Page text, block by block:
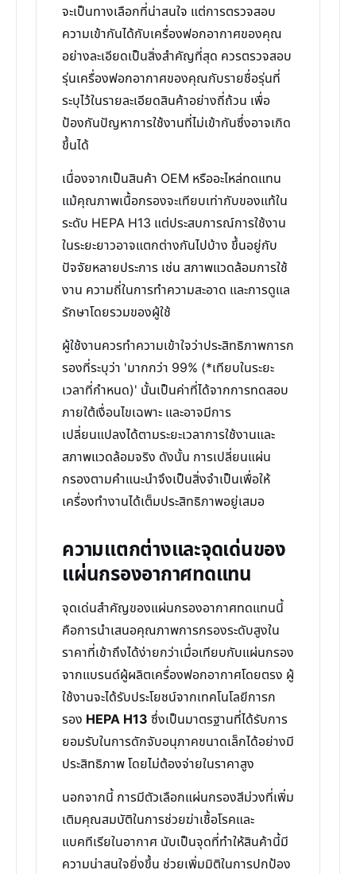
จะเป็นทางเลือกที่น่าสนใจ แต่การตรวจสอบ
ความเข้ากันได้กับเครื่องฟอกอากาศของคุณ
อย่างละเอียดเป็นสิ่งสำคัญที่สุด ควรตรวจสอบ
รุ่นเครื่องฟอกอากาศของคุณกับรายชื่อรุ่นที่
ระบุไว้ในรายละเอียดสินค้าอย่างถี่ถ้วน เพื่อ
ป้องกันปัญหาการใช้งานที่ไม่เข้ากันซึ่งอาจเกิด
ขึ้นได้
เนื่องจากเป็นสินค้า OEM หรืออะไหล่ทดแทน
แม้คุณภาพเนื้อกรองจะเทียบเท่ากับของแท้ใน
ระดับ HEPA H13 แต่ประสบการณ์การใช้งาน
ในระยะยาวอาจแตกต่างกันไปบ้าง ขึ้นอยู่กับ
ปัจจัยหลายประการ เช่น สภาพแวดล้อมการใช้
งาน ความถี่ในการทำความสะอาด และการดูแล
รักษาโดยรวมของผู้ใช้
ผู้ใช้งานควรทำความเข้าใจว่าประสิทธิภาพการก
รองที่ระบุว่า 'มากกว่า 99% (*เทียบในระยะ
เวลาที่กำหนด)' นั้นเป็นค่าที่ได้จากการทดสอบ
ภายใต้เงื่อนไขเฉพาะ และอาจมีการ
เปลี่ยนแปลงได้ตามระยะเวลาการใช้งานและ
สภาพแวดล้อมจริง ดังนั้น การเปลี่ยนแผ่น
กรองตามคำแนะนำจึงเป็นสิ่งจำเป็นเพื่อให้
เครื่องทำงานได้เต็มประสิทธิภาพอยู่เสมอ
ความแตกต่างและจุดเด่นของ
แผ่นกรองอากาศทดแทน
จุดเด่นสำคัญของแผ่นกรองอากาศทดแทนนี้
คือการนำเสนอคุณภาพการกรองระดับสูงใน
ราคาที่เข้าถึงได้ง่ายกว่าเมื่อเทียบกับแผ่นกรอง
จากแบรนด์ผู้ผลิตเครื่องฟอกอากาศโดยตรง ผู้
ใช้งานจะได้รับประโยชน์จากเทคโนโลยีการก
รอง HEPA H13 ซึ่งเป็นมาตรฐานที่ได้รับการ
ยอมรับในการดักจับอนุภาคขนาดเล็กได้อย่างมี
ประสิทธิภาพ โดยไม่ต้องจ่ายในราคาสูง
นอกจากนี้ การมีตัวเลือกแผ่นกรองสีม่วงที่เพิ่ม
เติมคุณสมบัติในการช่วยฆ่าเชื้อโรคและ
แบคทีเรียในอากาศ นับเป็นจุดที่ทำให้สินค้านี้มี
ความน่าสนใจยิ่งขึ้น ช่วยเพิ่มมิติในการปกป้อง